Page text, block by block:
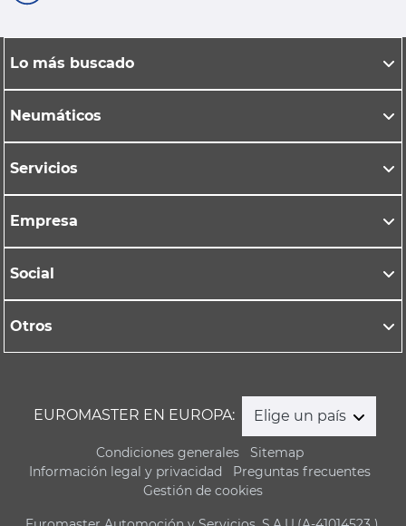
Lo más buscado
Neumáticos
Servicios
Empresa
Social
Otros
EUROMASTER EN EUROPA: Elige un país
Condiciones generales
Sitemap
Información legal y privacidad
Preguntas frecuentes
Gestión de cookies